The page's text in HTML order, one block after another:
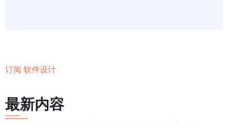
函
编
订阅 软件设计
最新内容